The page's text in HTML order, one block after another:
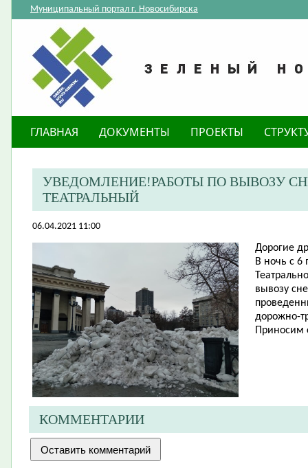
Муниципальный портал г. Новосибирска
ГЛАВНАЯ ДОКУМЕНТЫ ПРОЕКТЫ
УВЕДОМЛЕНИЕ!РАБОТЫ ПО ВЫВОЗУ
ТЕАТРАЛЬНЫЙ
06.04.2021 11:00
​Дорогие
В ночь с 6
вывозу
дорожно-
Приносим
КОММЕНТАРИИ